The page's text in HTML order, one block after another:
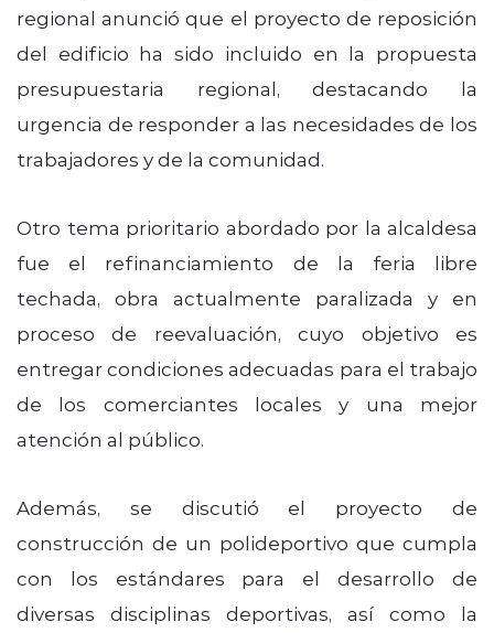
regional anunció que el proyecto de reposición
del edificio ha sido incluido en la propuesta
presupuestaria regional, destacando la
urgencia de responder a las necesidades de los
trabajadores y de la comunidad.
Otro tema prioritario abordado por la alcaldesa
fue el refinanciamiento de la feria libre
techada, obra actualmente paralizada y en
proceso de reevaluación, cuyo objetivo es
entregar condiciones adecuadas para el trabajo
de los comerciantes locales y una mejor
atención al público.
Además, se discutió el proyecto de
construcción de un polideportivo que cumpla
con los estándares para el desarrollo de
diversas disciplinas deportivas, así como la